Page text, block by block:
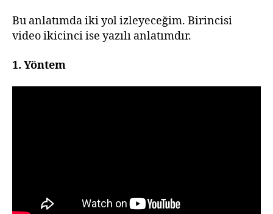
Bu anlatımda iki yol izleyeceğim. Birincisi
video ikicinci ise yazılı anlatımdır.
1. Yöntem